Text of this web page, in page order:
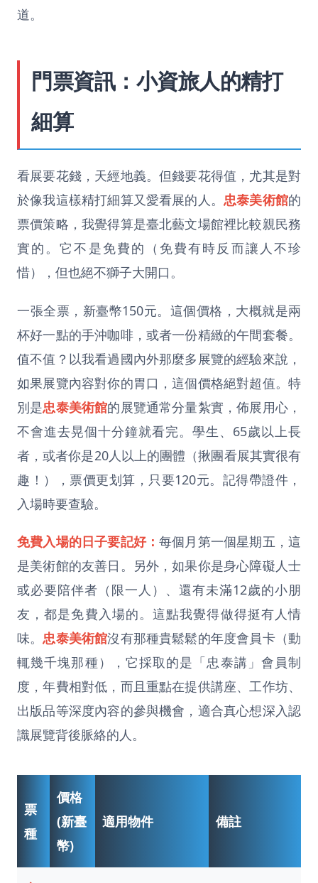
道。
門票資訊：小資旅人的精打
細算
看展要花錢，天經地義。但錢要花得值，尤其是對
於像我這樣精打細算又愛看展的人。忠泰美術館的
票價策略，我覺得算是臺北藝文場館裡比較親民務
實的。它不是免費的（免費有時反而讓人不珍
惜），但也絕不獅子大開口。
一張全票，新臺幣150元。這個價格，大概就是兩
杯好一點的手沖咖啡，或者一份精緻的午間套餐。
值不值？以我看過國內外那麼多展覽的經驗來說，
如果展覽內容對你的胃口，這個價格絕對超值。特
別是忠泰美術館的展覽通常分量紮實，佈展用心，
不會進去晃個十分鐘就看完。學生、65歲以上長
者，或者你是20人以上的團體（揪團看展其實很有
趣！），票價更划算，只要120元。記得帶證件，
入場時要查驗。
免費入場的日子要記好：每個月第一個星期五，這
是美術館的友善日。另外，如果你是身心障礙人士
或必要陪伴者（限一人）、還有未滿12歲的小朋
友，都是免費入場的。這點我覺得做得挺有人情
味。 忠泰美術館沒有那種貴鬆鬆的年度會員卡（動
輒幾千塊那種），它採取的是「忠泰講」會員制
度，年費相對低，而且重點在提供講座、工作坊、
出版品等深度內容的參與機會，適合真心想深入認
識展覽背後脈絡的人。
票
種
價格
(新臺
幣)
適用物件 備註